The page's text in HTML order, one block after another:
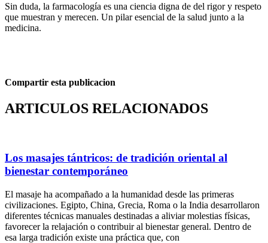
Sin duda, la farmacología es una ciencia digna de del rigor y respeto
que muestran y merecen. Un pilar esencial de la salud junto a la
medicina.
Compartir esta publicacion
ARTICULOS RELACIONADOS
Los masajes tántricos: de tradición oriental al
bienestar contemporáneo
El masaje ha acompañado a la humanidad desde las primeras
civilizaciones. Egipto, China, Grecia, Roma o la India desarrollaron
diferentes técnicas manuales destinadas a aliviar molestias físicas,
favorecer la relajación o contribuir al bienestar general. Dentro de
esa larga tradición existe una práctica que, con